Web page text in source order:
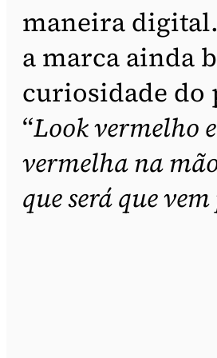
maneira
a marca ainda
curiosidade do
“Look vermelho
vermelha na
que será que